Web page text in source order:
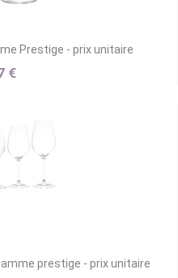
Prestige - prix unitaire
€
prestige - prix unitaire